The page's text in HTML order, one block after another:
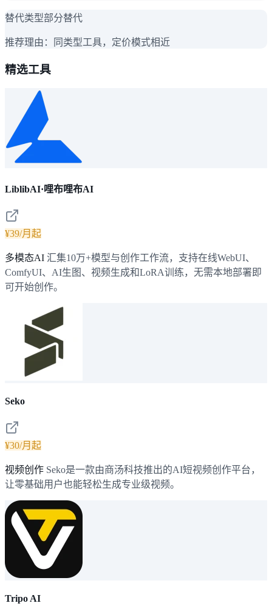
替代类型部分替代
推荐理由： 同类型工具，定价模式相近
精选工具
LiblibAI·哩布哩布AI
¥39/月起
多模态AI 汇集10万+模型与创作工作流，支持在线WebUI、
ComfyUI、AI生图、视频生成和LoRA训练，无需本地部署即
可开始创作。
Seko
¥30/月起
视频创作 Seko是一款由商汤科技推出的AI短视频创作平台，
让零基础用户也能轻松生成专业级视频。
Tripo AI